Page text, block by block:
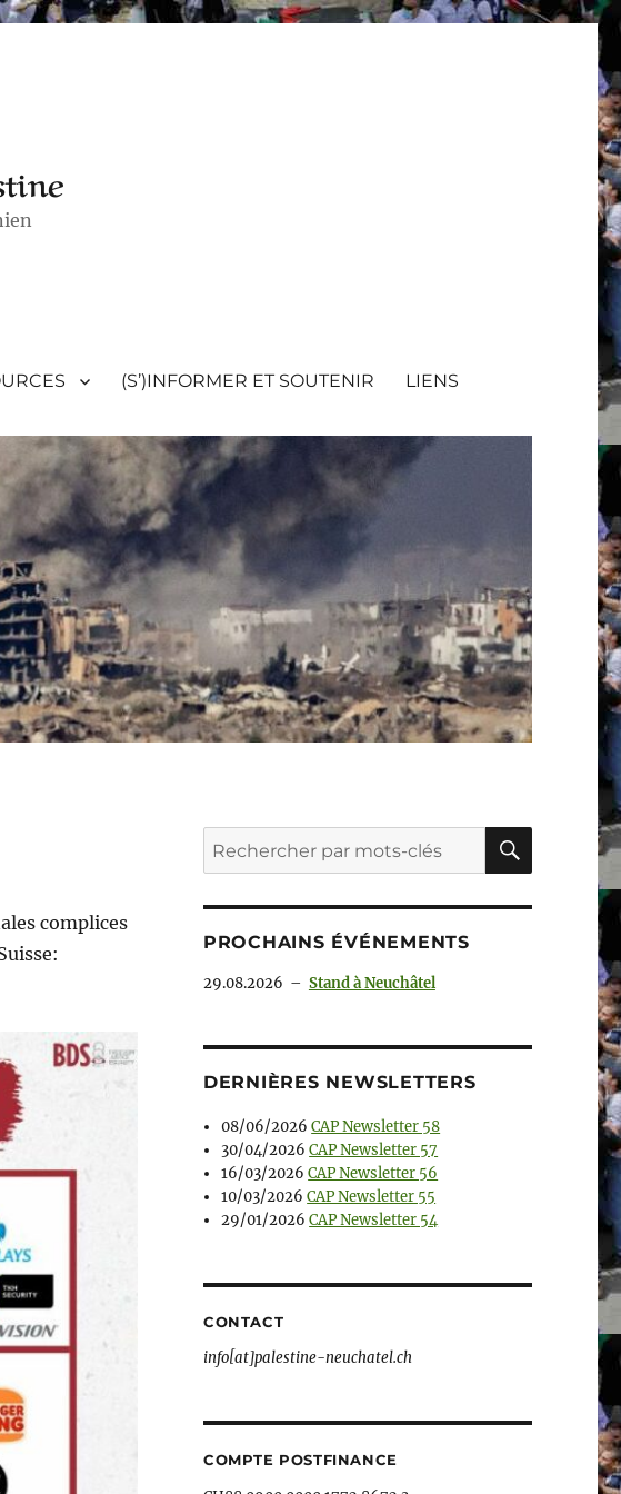
(S’)INFORMER ET SOUTENIR LIENS
complices
Recherche
pour :
PROCHAINS ÉVÉNEMENTS
29.08.2026 – Stand à Neuchâtel
DERNIÈRES NEWSLETTERS
08/06/2026 CAP Newsletter 58
30/04/2026 CAP Newsletter 57
16/03/2026 CAP Newsletter 56
10/03/2026 CAP Newsletter 55
29/01/2026 CAP Newsletter 54
CONTACT
info[at]palestine-neuchatel.ch
COMPTE POSTFINANCE